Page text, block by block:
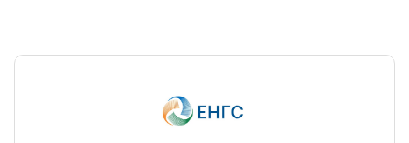
Вход в личный кабинет